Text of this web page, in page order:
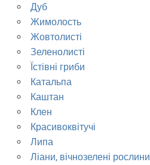
Дуб
Жимолость
Жовтолисті
Зеленолисті
Їстівні гриби
Катальпа
Каштан
Клен
Красивоквітучі
Липа
Ліани, вічнозелені рослини